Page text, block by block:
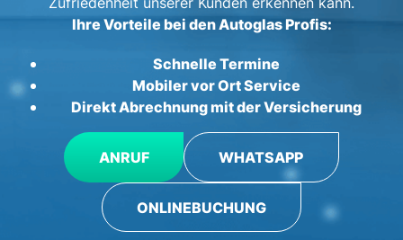
Ihre Vorteile bei den Autoglas Profis:
Schnelle Termine
Mobiler vor Ort Service
Direkt Abrechnung mit der Versicherung
ANRUF WHATSAPP
ONLINEBUCHUNG